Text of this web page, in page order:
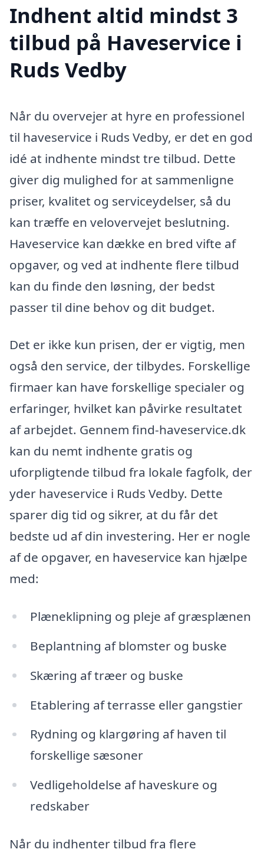
Indhent altid mindst 3
tilbud på Haveservice i
Ruds Vedby
Når du overvejer at hyre en professionel
til haveservice i Ruds Vedby, er det en god
idé at indhente mindst tre tilbud. Dette
giver dig mulighed for at sammenligne
priser, kvalitet og serviceydelser, så du
kan træffe en velovervejet beslutning.
Haveservice kan dække en bred vifte af
opgaver, og ved at indhente flere tilbud
kan du finde den løsning, der bedst
passer til dine behov og dit budget.
Det er ikke kun prisen, der er vigtig, men
også den service, der tilbydes. Forskellige
firmaer kan have forskellige specialer og
erfaringer, hvilket kan påvirke resultatet
af arbejdet. Gennem find-haveservice.dk
kan du nemt indhente gratis og
uforpligtende tilbud fra lokale fagfolk, der
yder haveservice i Ruds Vedby. Dette
sparer dig tid og sikrer, at du får det
bedste ud af din investering. Her er nogle
af de opgaver, en haveservice kan hjælpe
med:
Plæneklipning og pleje af græsplænen
Beplantning af blomster og buske
Skæring af træer og buske
Etablering af terrasse eller gangstier
Rydning og klargøring af haven til
forskellige sæsoner
Vedligeholdelse af haveskure og
redskaber
Når du indhenter tilbud fra flere